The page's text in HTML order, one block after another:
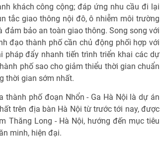
khách công cộng; đáp ứng nhu cầu đi lại
tắc giao thông nội đô, ô nhiễm môi trường
bảo an toàn giao thông. Song song với
đạo thành phố cần chủ động phối hợp với
pháp đẩy nhanh tiến trình triển khai các dự
phố sao cho giảm thiểu thời gian chuẩn
thời gian sớm nhất.
phố đoạn Nhổn - Ga Hà Nội là dự án
trên địa bàn Hà Nội từ trước tới nay, được
Thăng Long - Hà Nội, hướng đến mục tiêu
minh, hiện đại.